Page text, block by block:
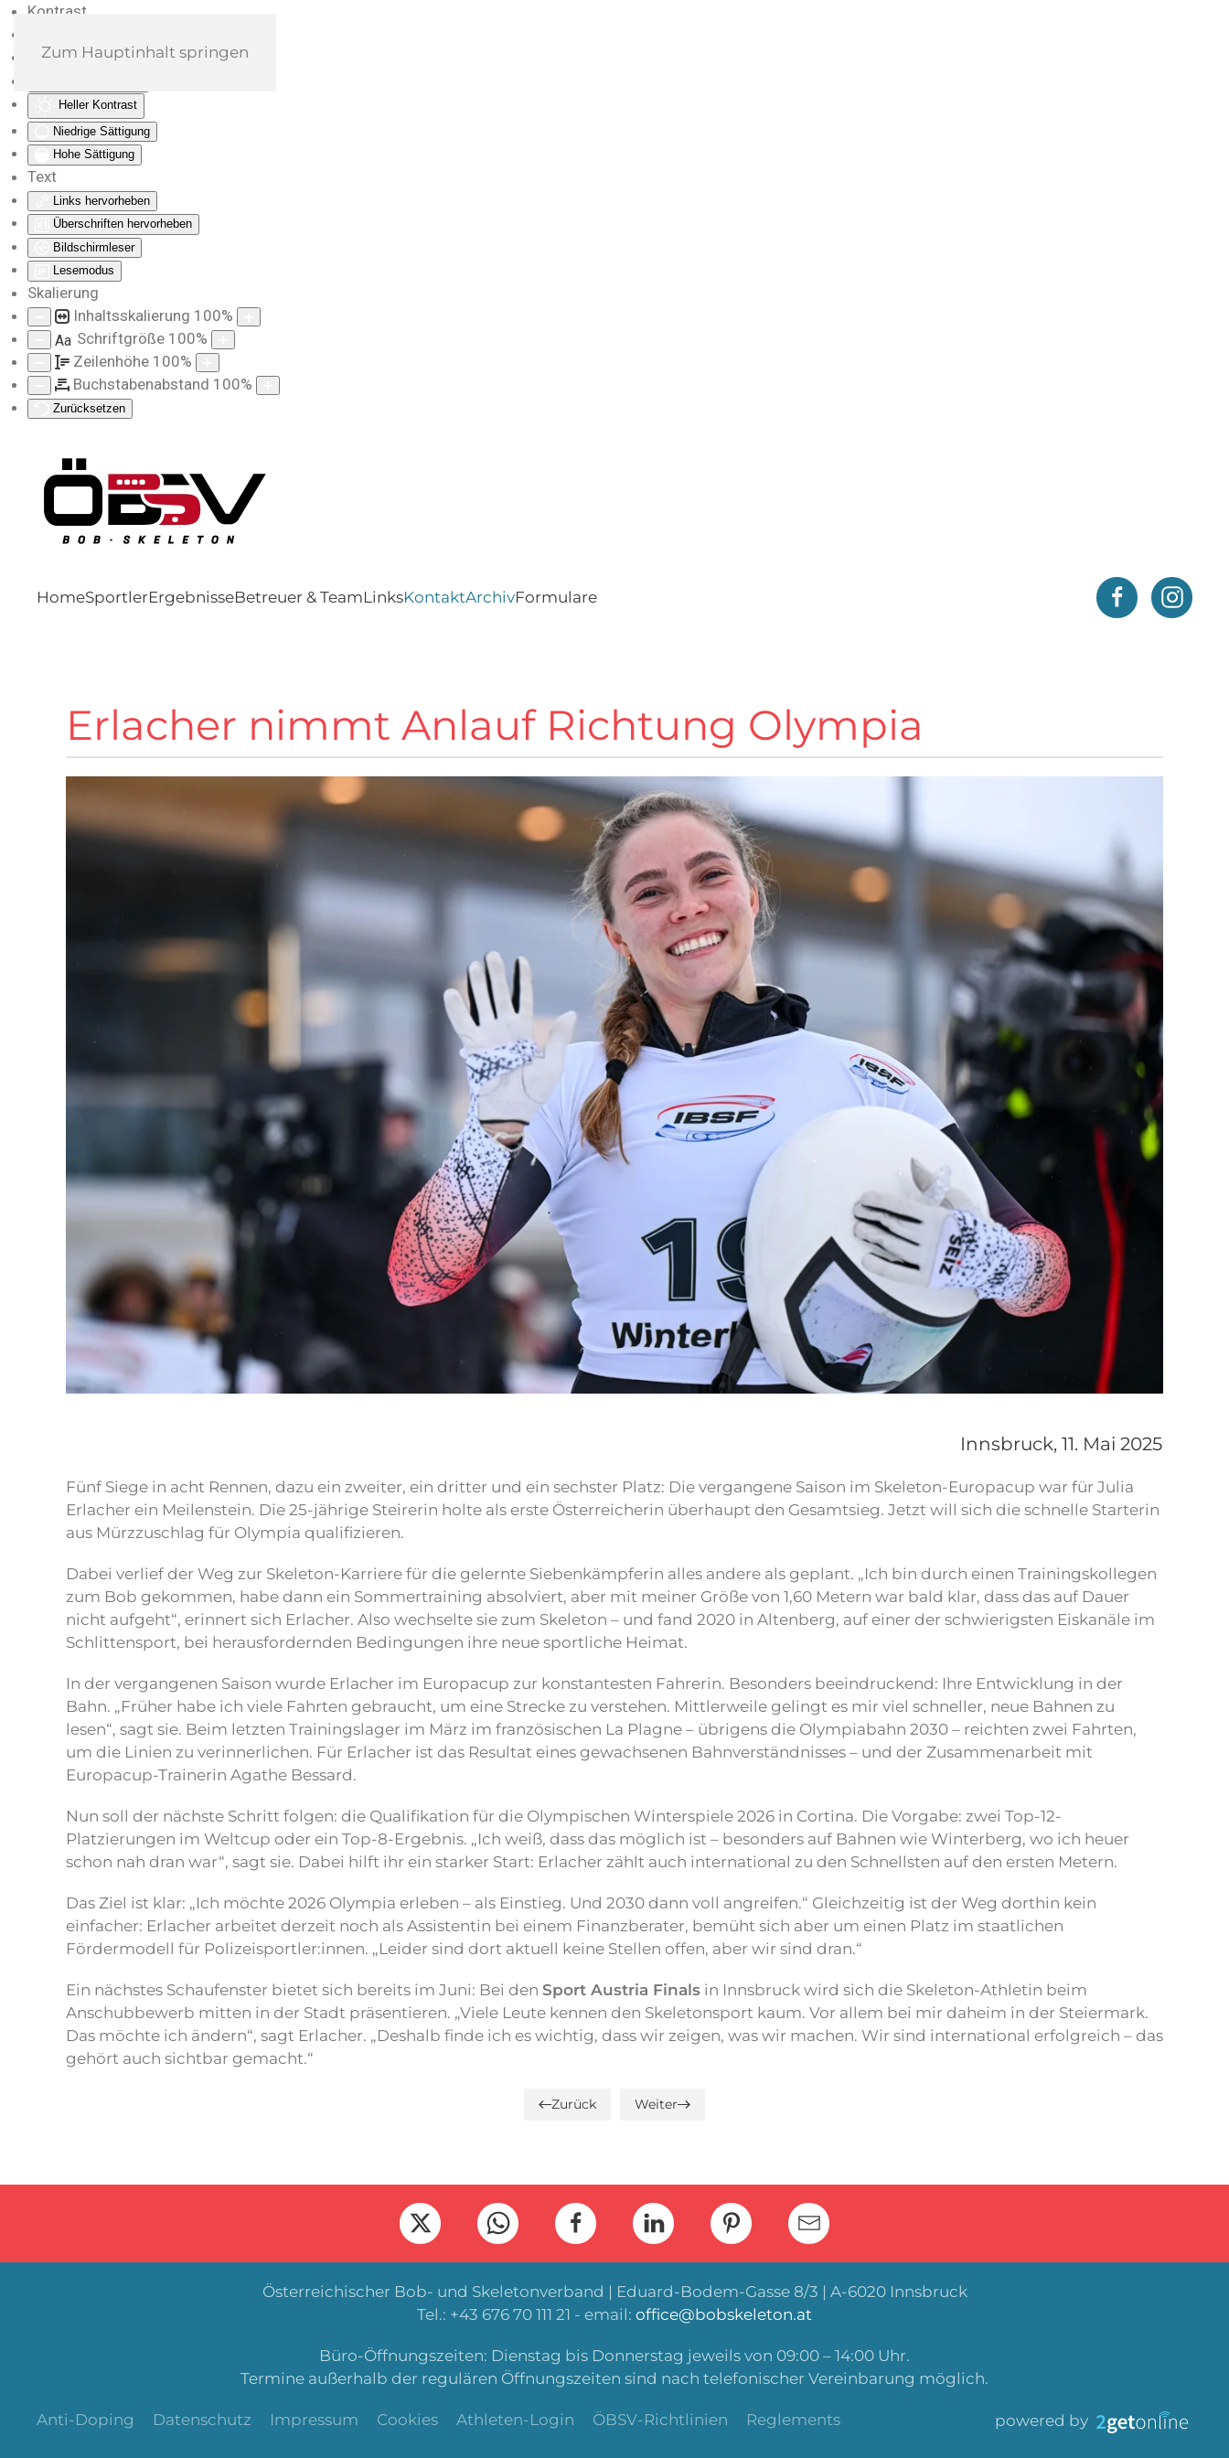
Kontrast
Monochrom
Heller Kontrast
Niedrige Sättigung
Hohe Sättigung
Text
Links hervorheben
Überschriften hervorheben
Bildschirmleser
Lesemodus
Skalierung
Inhaltsskalierung 100%
Aa Schriftgröße 100%
Zeilenhöhe 100%
Buchstabenabstand 100%
Zurücksetzen
Zum Hauptinhalt springen
HomeSportlerErgebnisseBetreuer & TeamLinksKontaktArchivFormulare
Erlacher nimmt Anlauf Richtung Olympia
Innsbruck, 11. Mai 2025
Fünf Siege in acht Rennen, dazu ein zweiter, ein dritter und ein sechster Platz: Die vergangene Saison im Skeleton-Europacup war für Julia
Erlacher ein Meilenstein. Die 25-jährige Steirerin holte als erste Österreicherin überhaupt den Gesamtsieg. Jetzt will sich die schnelle Starterin
aus Mürzzuschlag für Olympia qualifizieren.
Dabei verlief der Weg zur Skeleton-Karriere für die gelernte Siebenkämpferin alles andere als geplant. „Ich bin durch einen Trainingskollegen
zum Bob gekommen, habe dann ein Sommertraining absolviert, aber mit meiner Größe von 1,60 Metern war bald klar, dass das auf Dauer
nicht aufgeht“, erinnert sich Erlacher. Also wechselte sie zum Skeleton – und fand 2020 in Altenberg, auf einer der schwierigsten Eiskanäle im
Schlittensport, bei herausfordernden Bedingungen ihre neue sportliche Heimat.
In der vergangenen Saison wurde Erlacher im Europacup zur konstantesten Fahrerin. Besonders beeindruckend: Ihre Entwicklung in der
Bahn. „Früher habe ich viele Fahrten gebraucht, um eine Strecke zu verstehen. Mittlerweile gelingt es mir viel schneller, neue Bahnen zu
lesen“, sagt sie. Beim letzten Trainingslager im März im französischen La Plagne – übrigens die Olympiabahn 2030 – reichten zwei Fahrten,
um die Linien zu verinnerlichen. Für Erlacher ist das Resultat eines gewachsenen Bahnverständnisses – und der Zusammenarbeit mit
Europacup-Trainerin Agathe Bessard.
Nun soll der nächste Schritt folgen: die Qualifikation für die Olympischen Winterspiele 2026 in Cortina. Die Vorgabe: zwei Top-12-
Platzierungen im Weltcup oder ein Top-8-Ergebnis. „Ich weiß, dass das möglich ist – besonders auf Bahnen wie Winterberg, wo ich heuer
schon nah dran war“, sagt sie. Dabei hilft ihr ein starker Start: Erlacher zählt auch international zu den Schnellsten auf den ersten Metern.
Das Ziel ist klar: „Ich möchte 2026 Olympia erleben – als Einstieg. Und 2030 dann voll angreifen.“ Gleichzeitig ist der Weg dorthin kein
einfacher: Erlacher arbeitet derzeit noch als Assistentin bei einem Finanzberater, bemüht sich aber um einen Platz im staatlichen
Fördermodell für Polizeisportler:innen. „Leider sind dort aktuell keine Stellen offen, aber wir sind dran.“
Ein nächstes Schaufenster bietet sich bereits im Juni: Bei den Sport Austria Finals in Innsbruck wird sich die Skeleton-Athletin beim
Anschubbewerb mitten in der Stadt präsentieren. „Viele Leute kennen den Skeletonsport kaum. Vor allem bei mir daheim in der Steiermark.
Das möchte ich ändern“, sagt Erlacher. „Deshalb finde ich es wichtig, dass wir zeigen, was wir machen. Wir sind international erfolgreich – das
gehört auch sichtbar gemacht.“
Zurück Weiter
Österreichischer Bob- und Skeletonverband | Eduard-Bodem-Gasse 8/3 | A-6020 Innsbruck
Tel.: +43 676 70 111 21 - email: office@bobskeleton.at
Büro-Öffnungszeiten: Dienstag bis Donnerstag jeweils von 09:00 – 14:00 Uhr.
Termine außerhalb der regulären Öffnungszeiten sind nach telefonischer Vereinbarung möglich.
Anti-Doping Datenschutz Impressum Cookies Athleten-Login ÖBSV-Richtlinien Reglements powered by